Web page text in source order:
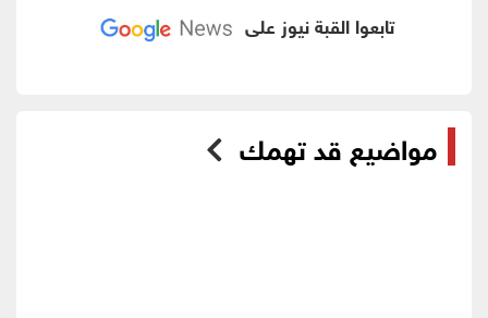
تابعوا القبة نيوز على
مواضيع قد تهمك